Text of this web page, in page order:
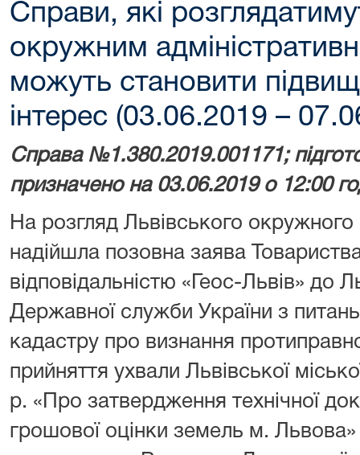
Справи, які
окружним
можуть становити
інтерес (03.06.2019 –
Справа №1.380.2019.001171;
призначено на 03.06.2019 о 12:00
На розгляд Львівського окружного
надійшла позовна заява
відповідальністю «Геос-Львів» до
Державної служби України з питань
кадастру про визнання
прийняття ухвали Львівської
р. «Про затвердження технічної
грошової оцінки земель м.